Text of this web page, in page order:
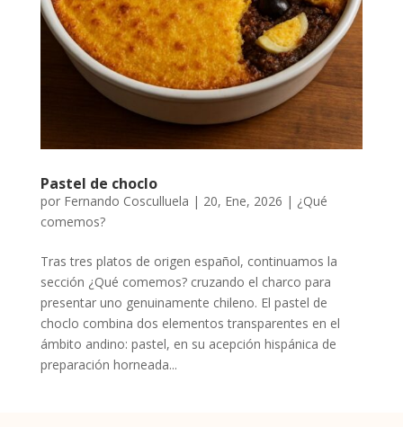
Pastel de choclo
por Fernando Cosculluela | 20, Ene, 2026 | ¿Qué
comemos?
Tras tres platos de origen español, continuamos la
sección ¿Qué comemos? cruzando el charco para
presentar uno genuinamente chileno. El pastel de
choclo combina dos elementos transparentes en el
ámbito andino: pastel, en su acepción hispánica de
preparación horneada...